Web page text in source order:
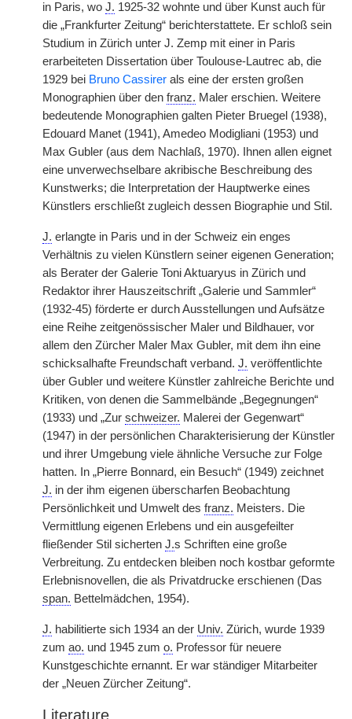
in Paris, wo J. 1925-32 wohnte und über Kunst auch für
die „Frankfurter Zeitung“ berichterstattete. Er schloß sein
Studium in Zürich unter J. Zemp mit einer in Paris
erarbeiteten Dissertation über Toulouse-Lautrec ab, die
1929 bei Bruno Cassirer als eine der ersten großen
Monographien über den franz. Maler erschien. Weitere
bedeutende Monographien galten Pieter Bruegel (1938),
Edouard Manet (1941), Amedeo Modigliani (1953) und
Max Gubler (aus dem Nachlaß, 1970). Ihnen allen eignet
eine unverwechselbare akribische Beschreibung des
Kunstwerks; die Interpretation der Hauptwerke eines
Künstlers erschließt zugleich dessen Biographie und Stil.
J. erlangte in Paris und in der Schweiz ein enges
Verhältnis zu vielen Künstlern seiner eigenen Generation;
als Berater der Galerie Toni Aktuaryus in Zürich und
Redaktor ihrer Hauszeitschrift „Galerie und Sammler“
(1932-45) förderte er durch Ausstellungen und Aufsätze
eine Reihe zeitgenössischer Maler und Bildhauer, vor
allem den Zürcher Maler Max Gubler, mit dem ihn eine
schicksalhafte Freundschaft verband. J. veröffentlichte
über Gubler und weitere Künstler zahlreiche Berichte und
Kritiken, von denen die Sammelbände „Begegnungen“
(1933) und „Zur schweizer. Malerei der Gegenwart“
(1947) in der persönlichen Charakterisierung der Künstler
und ihrer Umgebung viele ähnliche Versuche zur Folge
hatten. In „Pierre Bonnard, ein Besuch“ (1949) zeichnet
J. in der ihm eigenen überscharfen Beobachtung
Persönlichkeit und Umwelt des franz. Meisters. Die
Vermittlung eigenen Erlebens und ein ausgefeilter
fließender Stil sicherten J.s Schriften eine große
Verbreitung. Zu entdecken bleiben noch kostbar geformte
Erlebnisnovellen, die als Privatdrucke erschienen (Das
span. Bettelmädchen, 1954).
J. habilitierte sich 1934 an der Univ. Zürich, wurde 1939
zum ao. und 1945 zum o. Professor für neuere
Kunstgeschichte ernannt. Er war ständiger Mitarbeiter
der „Neuen Zürcher Zeitung“.
Literature